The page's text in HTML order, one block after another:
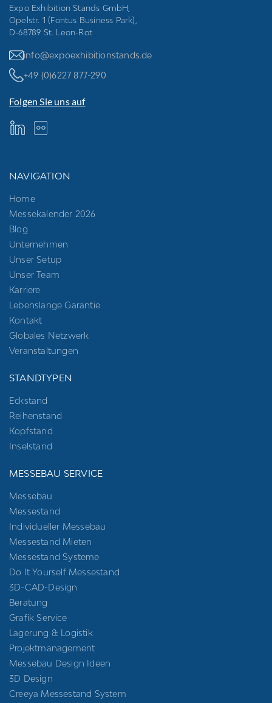
Expo Exhibition Stands GmbH,
Opelstr. 1 (Fontus Business Park),
D-68789 St. Leon-Rot
info@expoexhibitionstands.de
+49 (0)6227 877-290
Folgen Sie uns auf
NAVIGATION
Home
Messekalender 2026
Blog
Unternehmen
Unser Setup
Unser Team
Karriere
Lebenslange Garantie
Kontakt
Globales Netzwerk
Veranstaltungen
STANDTYPEN
Eckstand
Reihenstand
Kopfstand
Inselstand
MESSEBAU SERVICE
Messebau
Messestand
Individueller Messebau
Messestand Mieten
Messestand Systeme
Do It Yourself Messestand
3D-CAD-Design
Beratung
Grafik Service
Lagerung & Logistik
Projektmanagement
Messebau Design Ideen
3D Design
Creeya Messestand System